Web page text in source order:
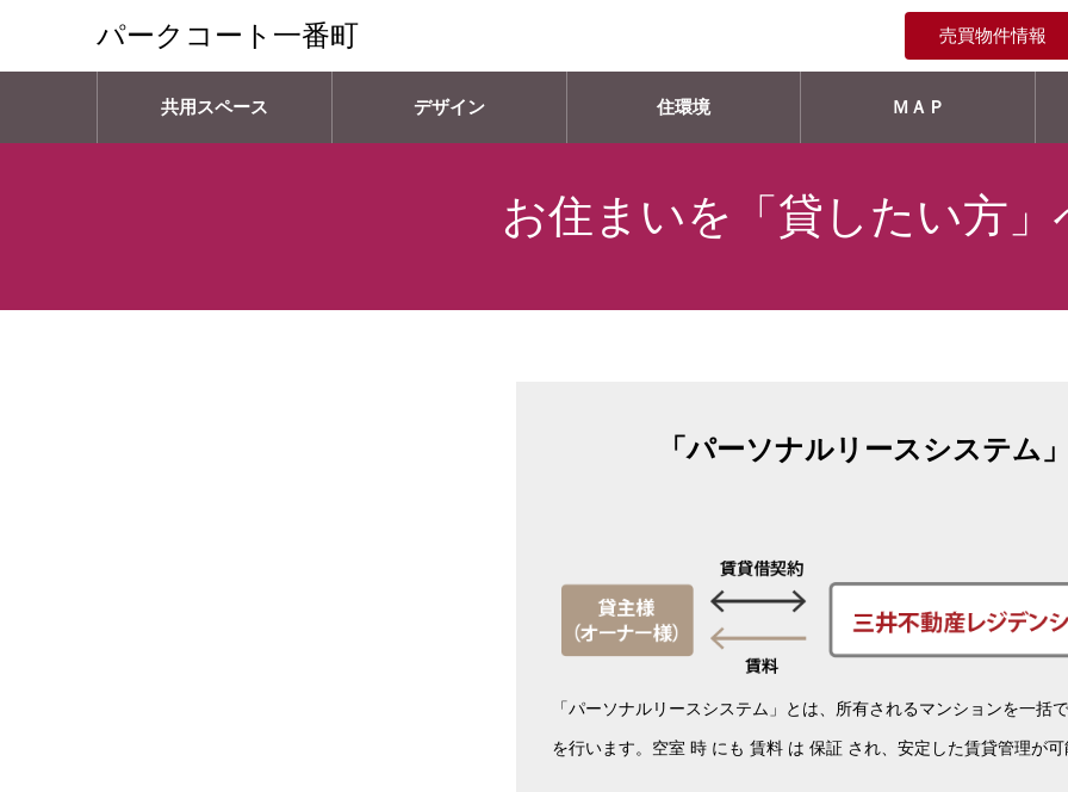
パークコート一番町 売買物件情報
共用スペース デザイン 住環境 ＭＡＰ
お住まいを「貸したい方」
「パーソナルリースシステム
「パーソナルリースシステム」とは、所有されるマンションを一
を行います。空室 時 にも 賃料 は 保証 され、安定した賃貸管理が